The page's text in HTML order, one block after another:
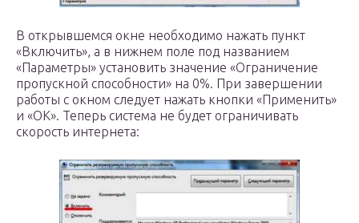
В открывшемся окне необходимо нажать пункт
«Включить», а в нижнем поле под названием
«Параметры» установить значение «Ограничение
пропускной способности» на 0%. При завершении
работы с окном следует нажать кнопки «Применить»
и «ОК». Теперь система не будет ограничивать
скорость интернета: